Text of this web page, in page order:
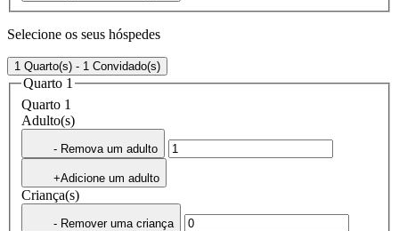
Selecione os seus hóspedes
1 Quarto(s) - 1 Convidado(s)
Quarto 1
Quarto 1
Adulto(s)
- Remova um adulto
+Adicione um adulto
Criança(s)
- Remover uma criança